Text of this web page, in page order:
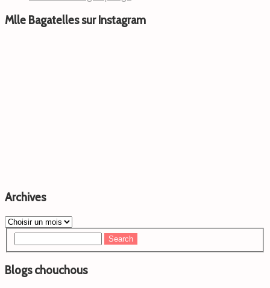
Mlle Bagatelles sur Instagram
Archives
Blogs chouchous